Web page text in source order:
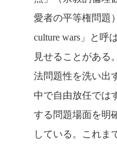
愛者の平等権問題
culture wars」と呼
見せることがある
法問題性を洗い出
中で自由放任では
する問題場面を明
している。これま